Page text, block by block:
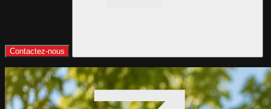
Contactez-nous